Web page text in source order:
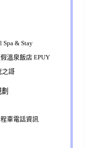
Spa & Stay
溫泉飯店 EPUY
之謌
車電話資訊